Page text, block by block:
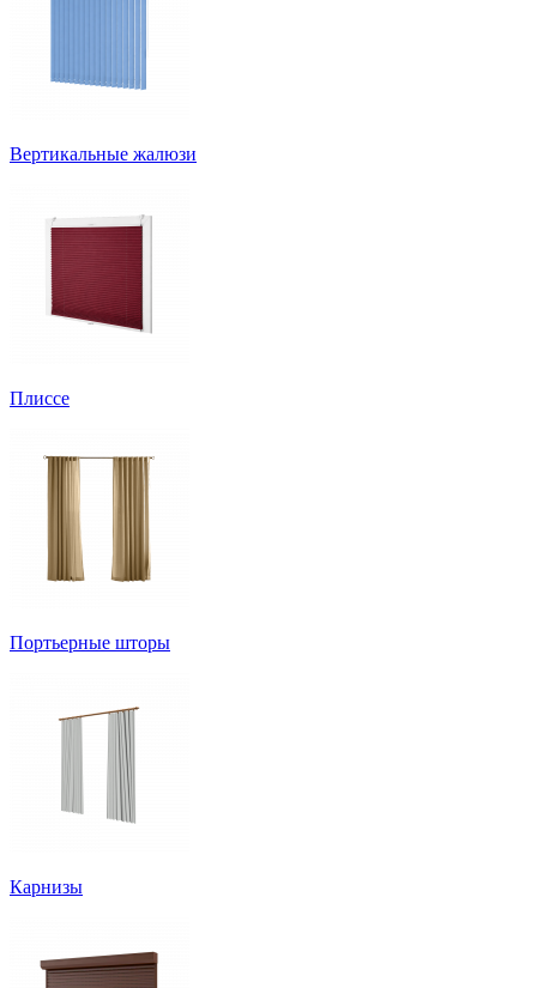
Вертикальные жалюзи
Плиссе
Портьерные шторы
Карнизы